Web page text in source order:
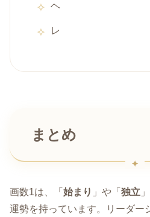
ヘ
レ
まとめ
画数1は、「 始まり 」や「 独立
運勢を持っています。リーダー